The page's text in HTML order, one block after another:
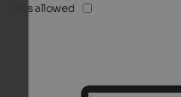
Pets allowed